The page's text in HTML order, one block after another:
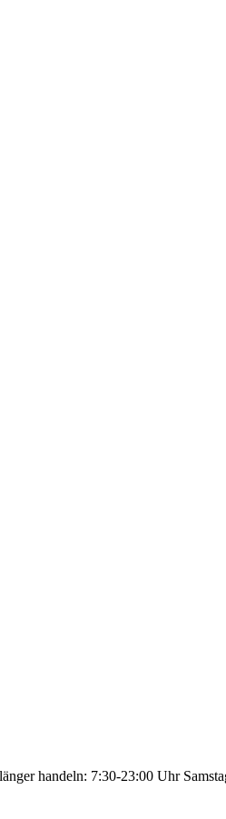
handeln: 7:30-23:00 Uhr